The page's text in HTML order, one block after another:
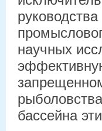
научных
бассейна